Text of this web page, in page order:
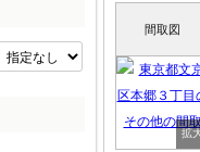
間取図